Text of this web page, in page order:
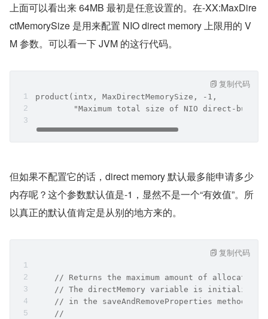
上面可以看出来 64MB 最初是任意设置的。在-XX:MaxDire
ctMemorySize 是用来配置 NIO direct memory 上限用的 V
M 参数。可以看一下 JVM 的这行代码。
product(intx, MaxDirectMemorySize, -1,
"Maximum total size of NIO direct-buffer
复制代码
但如果不配置它的话，direct memory 默认最多能申请多少
内存呢？这个参数默认值是-1，显然不是一个“有效值”。所
以真正的默认值肯定是从别的地方来的。
// Returns the maximum amount of
// The directMemory variable is initialized
    // in the saveAndRemoveProperties method.
    //
复制代码